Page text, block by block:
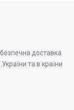
доставка
та в країни